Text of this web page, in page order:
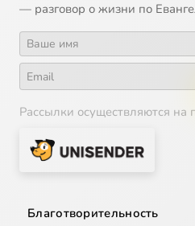
— разговор о жизни по
Рассылки осуществляются на
Благотворительность